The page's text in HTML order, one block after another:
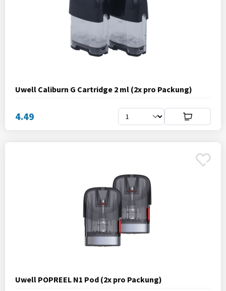
Uwell Caliburn G Cartridge 2 ml (2x pro Packung)
4.49
Uwell POPREEL N1 Pod (2x pro Packung)